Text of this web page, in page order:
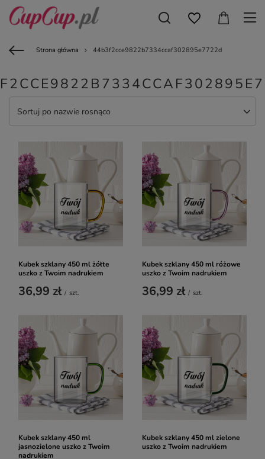
Strona główna 44b3f2cce9822b7334ccaf302895e7722d
Sortuj po nazwie rosnąco
Kubek szklany 450 ml żółte
uszko z Twoim nadrukiem
36,99 zł / szt.
Kubek szklany 450 ml różowe
uszko z Twoim nadrukiem
36,99 zł / szt.
Kubek szklany 450 ml
jasnozielone uszko z Twoim
nadrukiem
Kubek szklany 450 ml zielone
uszko z Twoim nadrukiem